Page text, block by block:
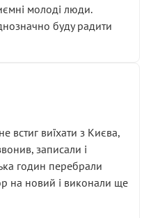
молоді люди.
буду радити
встиг виїхати з Києва,
записали і
годин перебрали
на новий і виконали ще